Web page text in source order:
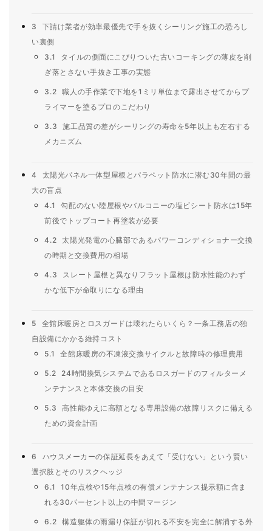
3
下請け業者が効率最優先で手を抜くシーリング施工の恐ろし
い裏側
3.1
タイルの側面にこびりついた古いコーキングの薄皮を削
ぎ落とさない手抜き工事の実態
3.2 職人の手作業で下地を1ミリ単位まで露出させてからプ
ライマーを塗るプロのこだわり
3.3
施工品質の差がシーリングの寿命を5年以上も左右する
メカニズム
4
太陽光パネル一体型屋根とパラペット防水に潜む30年間の最
大の盲点
4.1
勾配のない陸屋根やバルコニーの塩ビシート防水は15年
前後でトップコート再塗装が必要
4.2
太陽光発電の心臓部であるパワーコンディショナー交換
の時期と交換費用の相場
4.3
スレート屋根と異なりフラット屋根は防水性能のわず
かな低下が命取りになる理由
5
全館床暖房とロスガードは壊れたらいくら？一条工務店の独
自設備にかかる維持コスト
5.1
全館床暖房の不凍液交換サイクルと故障時の修理費用
5.2
24時間換気システムであるロスガードのフィルターメ
ンテナンスと本体交換の目安
5.3
高性能ゆえに高額となる専用設備の故障リスクに備える
ための資金計画
6
ハウスメーカーの保証延長をあえて「受けない」という賢い
選択肢とそのリスクヘッジ
6.1
10年点検や15年点検の有償メンテナンス提示額に含ま
れる30パーセント以上の中間マージン
6.2 構造躯体の雨漏り保証が切れる不安を完全に解消する外